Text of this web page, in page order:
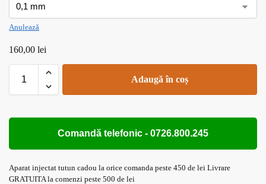
Anulează
160,00 lei
Adaugă în coș
Comandă telefonic - 0726.800.245
Aparat injectat tutun cadou la orice comanda peste 450 de lei Livrare
GRATUITA la comenzi peste 500 de lei